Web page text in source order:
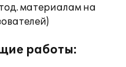
материалам на
работы: